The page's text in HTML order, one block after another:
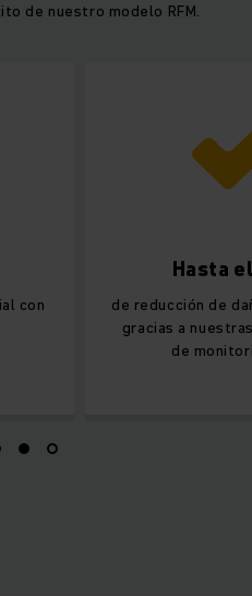
de nuestro modelo RFM.
con
Hasta
de reducción de
gracias a
de